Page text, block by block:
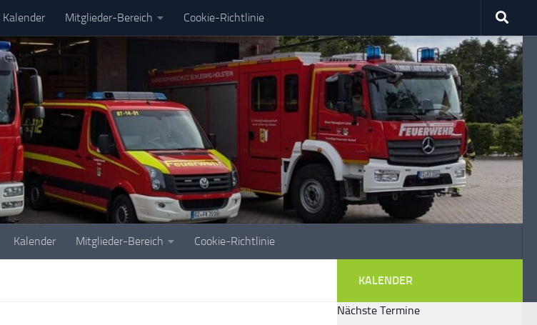
Kalender Mitglieder-Bereich Cookie-Richtlinie
Kalender Mitglieder-Bereich Cookie-Richtlinie
KALENDER
Nächste Termine